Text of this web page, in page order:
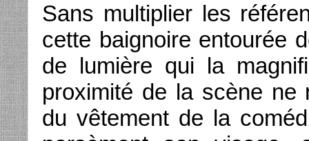
Sans multiplier les
cette baignoire entourée
de lumière qui la
proximité de la scène ne
du vêtement de la